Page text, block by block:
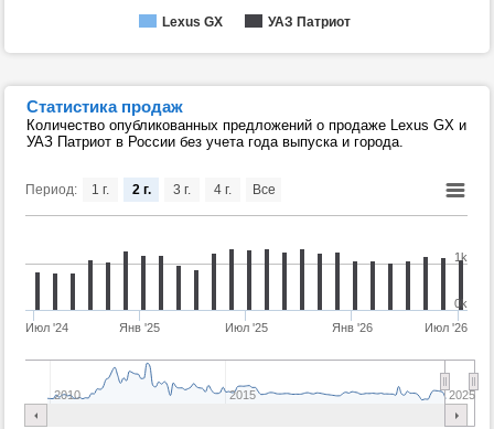
Lexus GX УАЗ Патриот
Статистика продаж
Количество опубликованных предложений о продаже Lexus GX и
УАЗ Патриот в России без учета года выпуска и города.
Период:
Июл '24 Янв '25 Июл '25 Янв '26 Июл '26
2010 2015 2025
0k
1k
1 г. 2 г. 3 г. 4 г. Все